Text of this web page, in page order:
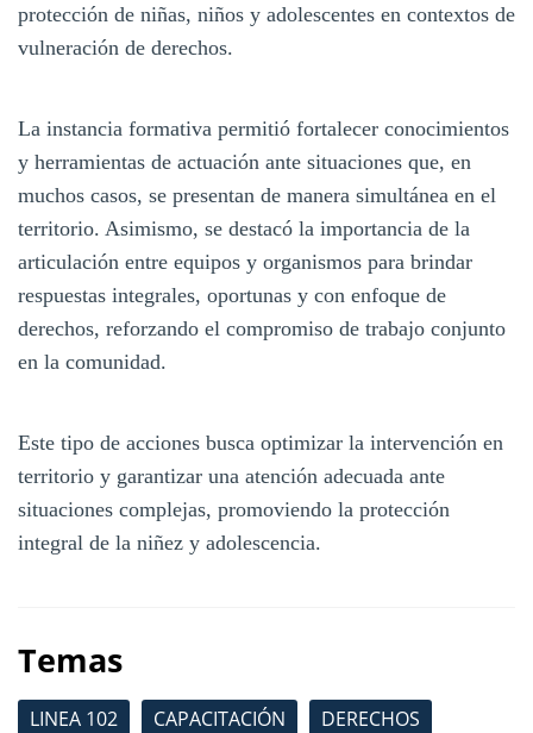
protección de niñas, niños y adolescentes en contextos de
vulneración de derechos.
La instancia formativa permitió fortalecer conocimientos
y herramientas de actuación ante situaciones que, en
muchos casos, se presentan de manera simultánea en el
territorio. Asimismo, se destacó la importancia de la
articulación entre equipos y organismos para brindar
respuestas integrales, oportunas y con enfoque de
derechos, reforzando el compromiso de trabajo conjunto
en la comunidad.
Este tipo de acciones busca optimizar la intervención en
territorio y garantizar una atención adecuada ante
situaciones complejas, promoviendo la protección
integral de la niñez y adolescencia.
Temas
LINEA 102 CAPACITACIÓN
DERECHOS